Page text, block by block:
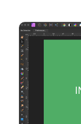
Image